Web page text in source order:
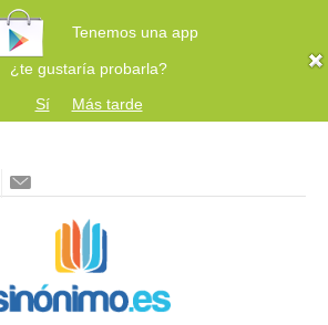
Tenemos una app
¿te gustaría probarla?
Sí
Más tarde